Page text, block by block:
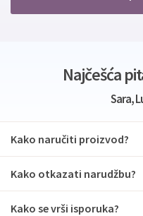
Najčešća
Sara,
Kako naručiti proizvod?
Kako otkazati narudžbu?
Kako se vrši isporuka?